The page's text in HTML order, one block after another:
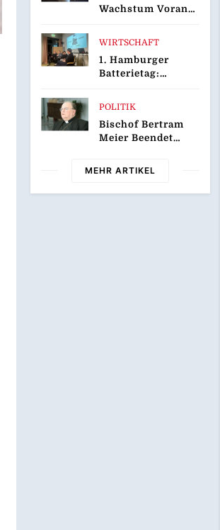
Wachstum Voran:
Wird Director
Business
WIRTSCHAFT
1. Hamburger
Batterietag:
Energiewende
Braucht Speicher,
POLITIK
Bischof Bertram
Meier Beendet
MEHR ARTIKEL